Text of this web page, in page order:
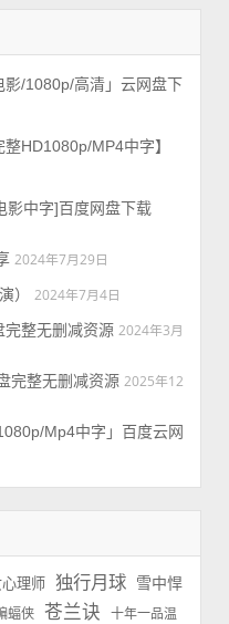
影/1080p/高清」云网盘下
HD1080p/MP4中字】
影中字]百度网盘下载
2024年7月29日
）
2024年7月4日
完整无删减资源 2024年3月
完整无删减资源 2025年12
Mp4中字」百度云网
理师 独行月球
雪中悍
蝠侠 苍兰诀
十年一品温